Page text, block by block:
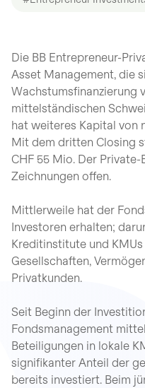
Die BB Entrepreneur-
Asset Management, die
Wachstumsfinanzierung
mittelständischen
hat weiteres Kapital von
Mit dem dritten Closing
CHF 55 Mio. Der
Zeichnungen offen.
Mittlerweile hat der
Investoren erhalten;
Kreditinstitute und
Gesellschaften,
Privatkunden.
Seit Beginn der
Fondsmanagement
Beteiligungen in lokale
signifikanter Anteil der
bereits investiert. Beim